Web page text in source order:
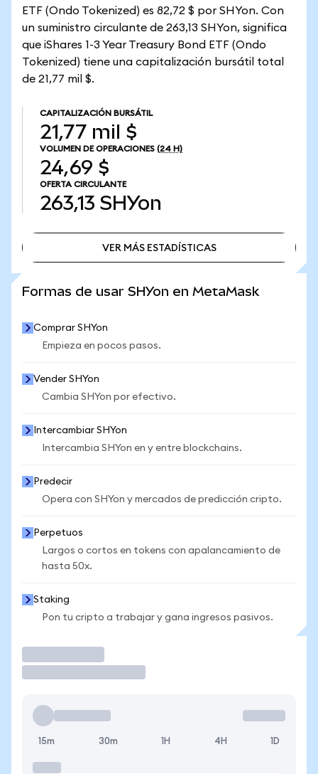
ETF (Ondo Tokenized) es 82,72 $ por SHYon. Con
un suministro circulante de 263,13 SHYon, significa
que iShares 1-3 Year Treasury Bond ETF (Ondo
Tokenized) tiene una capitalización bursátil total
de 21,77 mil $.
CAPITALIZACIÓN BURSÁTIL
21,77 mil $
VOLUMEN DE OPERACIONES (24 H)
24,69 $
OFERTA CIRCULANTE
263,13 SHYon
VER MÁS ESTADÍSTICAS
Formas de usar SHYon en MetaMask
Comprar SHYon
Empieza en pocos pasos.
Vender SHYon
Cambia SHYon por efectivo.
Intercambiar SHYon
Intercambia SHYon en y entre blockchains.
Predecir
Opera con SHYon y mercados de predicción cripto.
Perpetuos
Largos o cortos en tokens con apalancamiento de
hasta 50x.
Staking
Pon tu cripto a trabajar y gana ingresos pasivos.
15m 30m 1H 4H 1D